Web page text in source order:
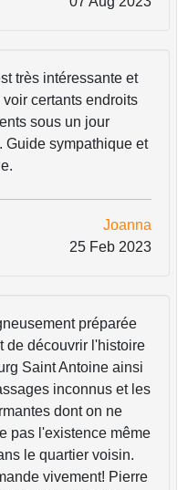
très intéressante et
voir certants endroits
sous un jour
Guide sympathique et
Joanna
25 Feb 2023
préparée
de découvrir l'histoire
Saint Antoine ainsi
inconnus et les
dont on ne
pas l'existence même
le quartier voisin.
vivement! Pierre